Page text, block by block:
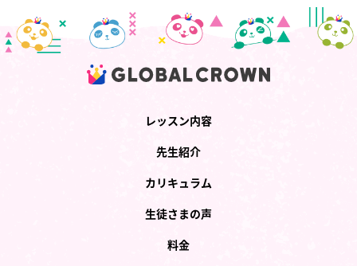
レッスン内容
先生紹介
カリキュラム
生徒さまの声
料金